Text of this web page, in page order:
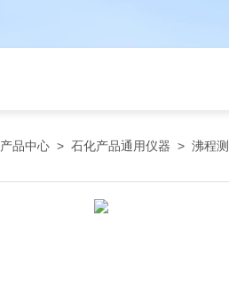
产品中心 > 石化产品通用仪器 > 沸程